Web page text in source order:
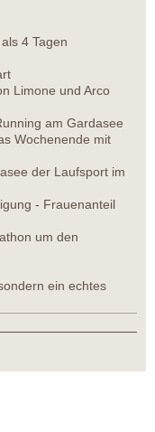
4 Tagen
Limone und Arco
am Gardasee
Wochenende mit
der Laufsport im
- Frauenanteil
um den
ein echtes